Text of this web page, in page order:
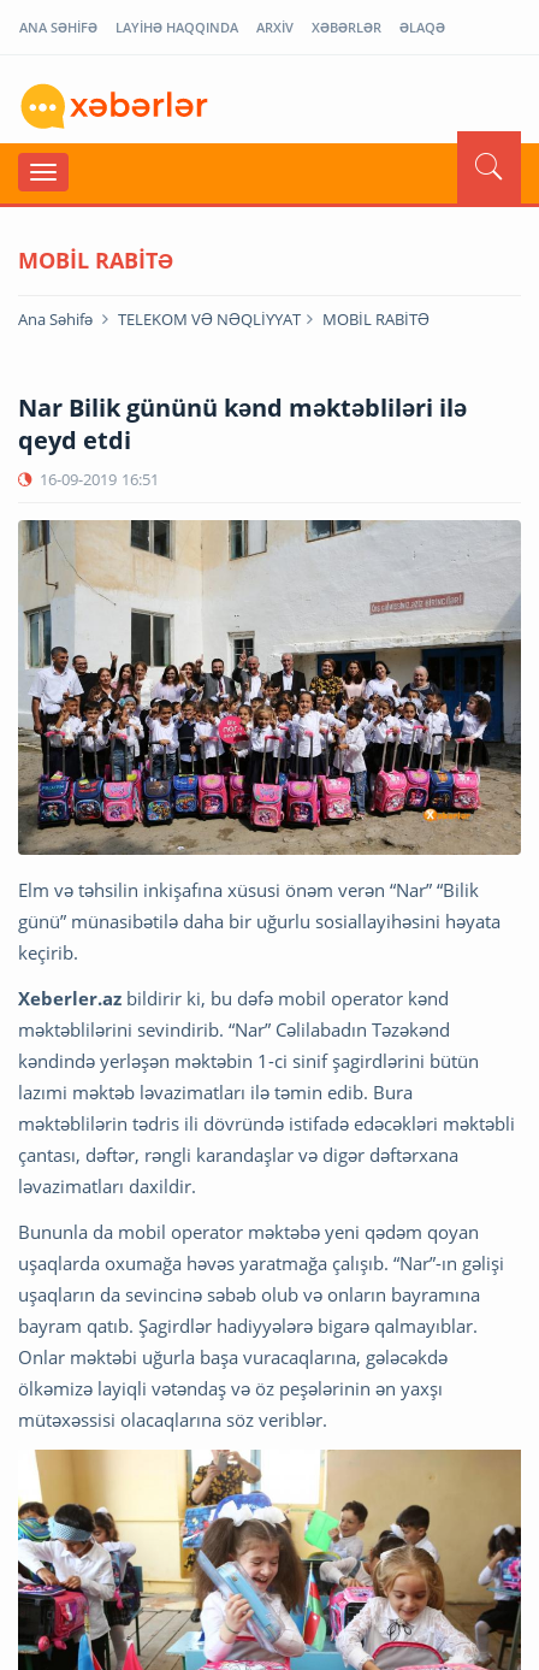
ANA SƏHİFƏ LAYİHƏ HAQQINDA ARXİV XƏBƏRLƏR ƏLAQƏ
MOBİL RABİTƏ
Ana Səhifə TELEKOM VƏ NƏQLİYYAT MOBİL RABİTƏ
Nar Bilik gününü kənd məktəbliləri ilə
qeyd etdi
16-09-2019 16:51
Elm və təhsilin inkişafına xüsusi önəm verən “Nar” “Bilik
günü” münasibətilə daha bir uğurlu sosiallayihəsini həyata
keçirib.
Xeberler.az bildirir ki, bu dəfə mobil operator kənd
məktəblilərini sevindirib. “Nar” Cəlilabadın Təzəkənd
kəndində yerləşən məktəbin 1-ci sinif şagirdlərini bütün
lazımi məktəb ləvazimatları ilə təmin edib. Bura
məktəblilərin tədris ili dövründə istifadə edəcəkləri məktəbli
çantası, dəftər, rəngli karandaşlar və digər dəftərxana
ləvazimatları daxildir.
Bununla da mobil operator məktəbə yeni qədəm qoyan
uşaqlarda oxumağa həvəs yaratmağa çalışıb. “Nar”-ın gəlişi
uşaqların da sevincinə səbəb olub və onların bayramına
bayram qatıb. Şagirdlər hadiyyələrə bigarə qalmayıblar.
Onlar məktəbi uğurla başa vuracaqlarına, gələcəkdə
ölkəmizə layiqli vətəndaş və öz peşələrinin ən yaxşı
mütəxəssisi olacaqlarına söz veriblər.